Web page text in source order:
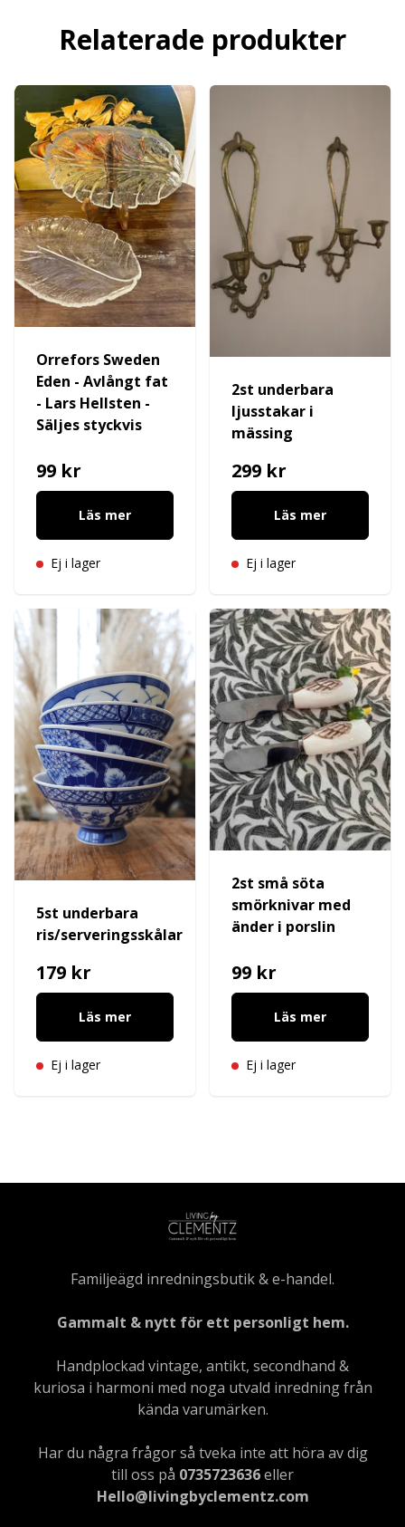
Relaterade produkter
Orrefors Sweden
Eden - Avlångt fat
- Lars Hellsten -
Säljes styckvis
99 kr
Läs mer
Ej i lager
2st underbara
ljusstakar i
mässing
299 kr
Läs mer
Ej i lager
5st underbara
ris/serveringsskålar
179 kr
Läs mer
Ej i lager
2st små söta
smörknivar med
änder i porslin
99 kr
Läs mer
Ej i lager
Familjeägd inredningsbutik & e-handel.
Gammalt & nytt för ett personligt hem.
Handplockad vintage, antikt, secondhand &
kuriosa i harmoni med noga utvald inredning från
kända varumärken.
Har du några frågor så tveka inte att höra av dig
till oss på 0735723636eller
Hello@livingbyclementz.com